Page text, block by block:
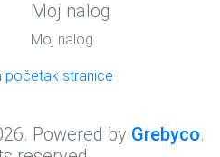
Moj nalog
Moj nalog
početak stranice
Powered by Grebyco.